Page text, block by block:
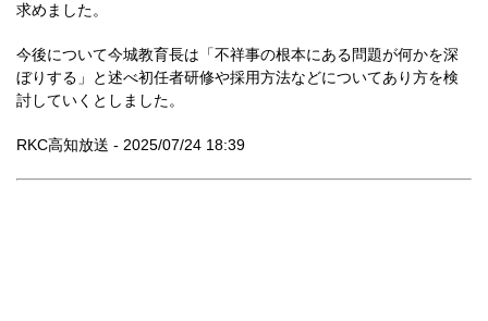
求めました。
今後について今城教育長は「不祥事の根本にある問題が何かを深
ぼりする」と述べ初任者研修や採用方法などについてあり方を検
討していくとしました。
RKC高知放送 - 2025/07/24 18:39